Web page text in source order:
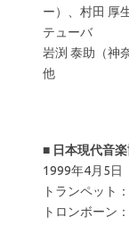
ー）、村田 厚
テューバ
岩渕 泰助（神
他
■ 日本現代音
1999年4月5日
トランペット
トロンボーン